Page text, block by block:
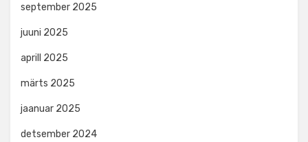
september 2025
juuni 2025
aprill 2025
märts 2025
jaanuar 2025
detsember 2024